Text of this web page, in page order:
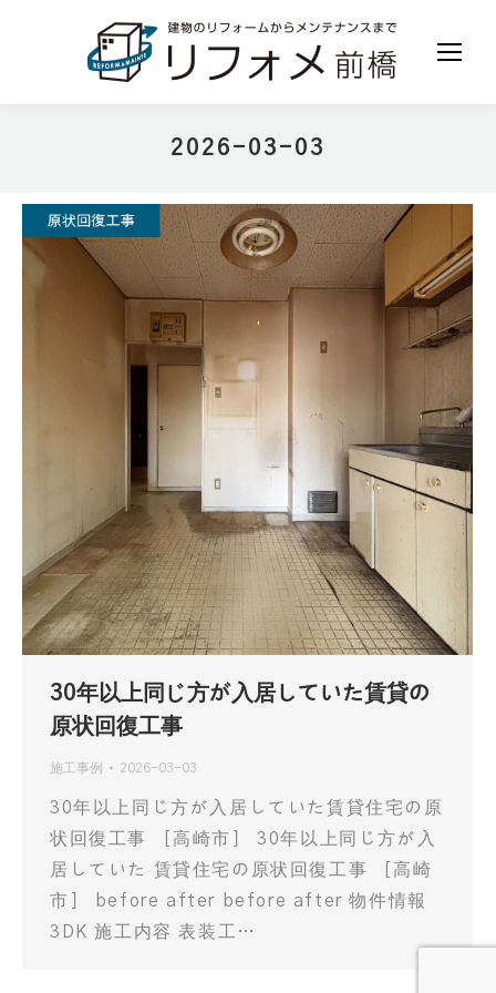
2026-03-03
30年以上同じ方が入居していた賃貸の
原状回復工事
施工事例 2026-03-03
30年以上同じ方が入居していた賃貸住宅の原
状回復工事 ［高崎市］ 30年以上同じ方が入
居していた 賃貸住宅の原状回復工事 ［高崎
市］ before after before after 物件情報
3DK 施工内容 表装工…